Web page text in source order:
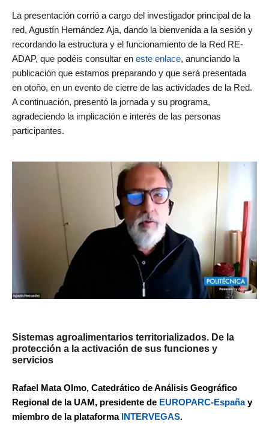
La presentación corrió a cargo del investigador principal de la
red, Agustín Hernández Aja, dando la bienvenida a la sesión y
recordando la estructura y el funcionamiento de la Red RE-
ADAP, que podéis consultar en este enlace, anunciando la
publicación que estamos preparando y que será presentada
en otoño, en un evento de cierre de las actividades de la Red.
A continuación, presentó la jornada y su programa,
agradeciendo la implicación e interés de las personas
participantes.
Sistemas agroalimentarios territorializados. De la
protección a la activación de sus funciones y
servicios
Rafael Mata Olmo, Catedrático de Análisis Geográfico
Regional de la UAM, presidente de EUROPARC-Españay
miembro de la plataforma INTERVEGAS.